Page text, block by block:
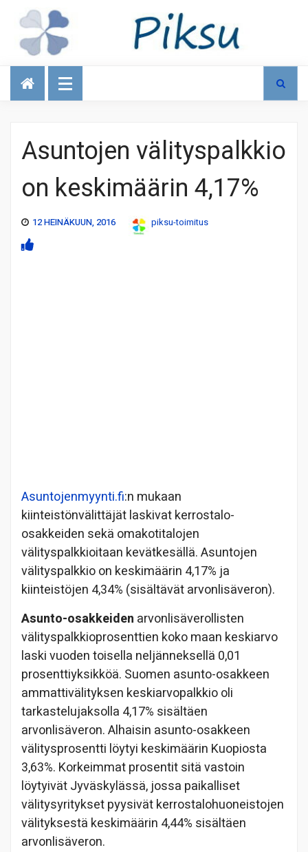
Talous
Asuntojen välityspalkkio
on keskimäärin 4,17%
12 HEINÄKUUN, 2016 piksu-toimitus
Asuntojenmyynti.fi:n mukaan
kiinteistönvälittäjät laskivat kerrostalo-
osakkeiden sekä omakotitalojen
välityspalkkioitaan kevätkesällä. Asuntojen
välityspalkkio on keskimäärin 4,17% ja
kiinteistöjen 4,34% (sisältävät arvonlisäveron).
Asunto-osakkeiden arvonlisäverollisten
välityspalkkioprosenttien koko maan keskiarvo
laski vuoden toisella neljänneksellä 0,01
prosenttiyksikköä. Suomen asunto-osakkeen
ammattivälityksen keskiarvopalkkio oli
tarkastelujaksolla 4,17% sisältäen
arvonlisäveron. Alhaisin asunto-osakkeen
välitysprosentti löytyi keskimäärin Kuopiosta
3,63%. Korkeimmat prosentit sitä vastoin
löytyivät Jyväskylässä, jossa paikalliset
välitysyritykset pyysivät kerrostalohuoneistojen
välityksestä keskimäärin 4,44% sisältäen
arvonlisäveron.